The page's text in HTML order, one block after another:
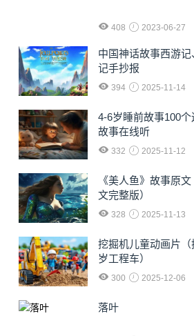
408 2023-06-27
中国神话故事西游
记手抄报
394 2025-11-14
4-6岁睡前故事100
故事在线听
332 2025-11-12
《美人鱼》故事原
文完整版）
328 2025-11-13
挖掘机儿童动画片
岁工程车）
300 2025-12-06
落叶